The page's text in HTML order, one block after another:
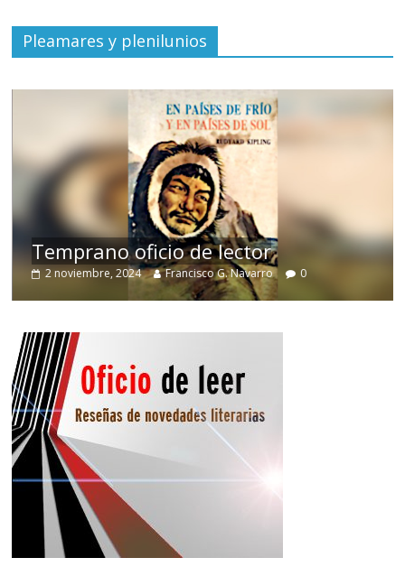
Pleamares y plenilunios
Temprano oficio de lector
2 noviembre, 2024 Francisco G. Navarro 0